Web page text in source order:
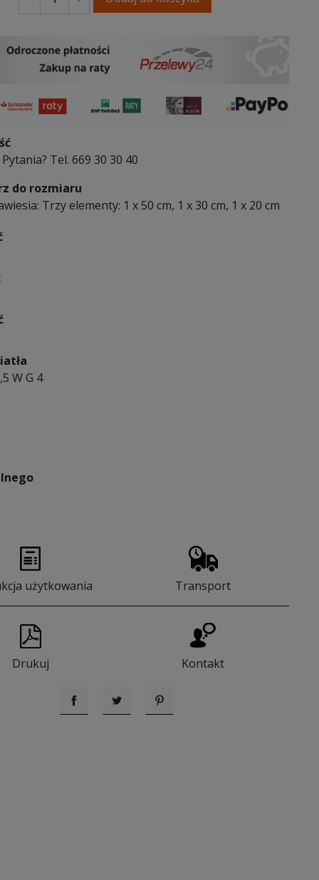
Tel. 669 30 30 40
do rozmiaru
Trzy elementy: 1 x 50 cm, 1 x 30 cm, 1 x 20 cm
W G 4
użytkowania Transport
Drukuj Kontakt
UdostępnijTweetujPinterest